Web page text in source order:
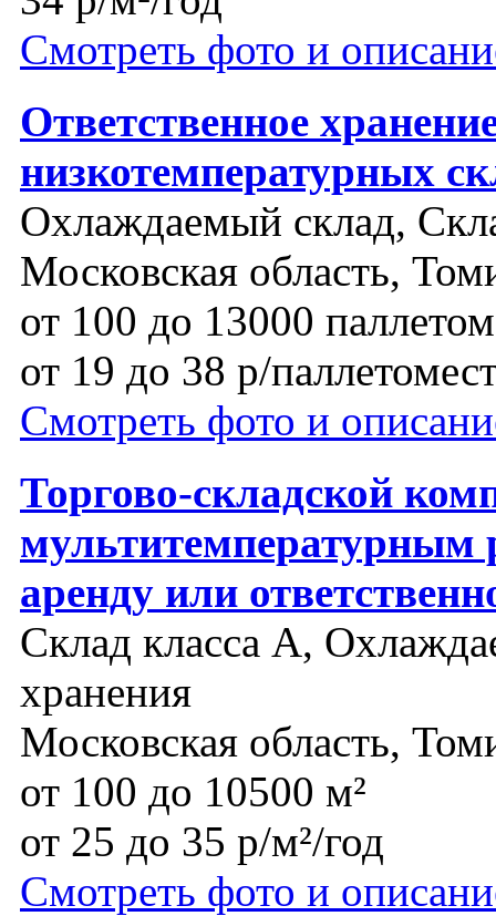
Смотреть фото и
Ответственное
низкотемпературных
Охлаждаемый склад,
Московская область,
от 100 до 13000
от 19 до 38 р/
Смотреть фото и
Торгово-складской
аренду или
Склад класса A,
хранения
Московская область,
от 100 до 10500 м²
от 25 до 35 р/м²/год
Смотреть фото и